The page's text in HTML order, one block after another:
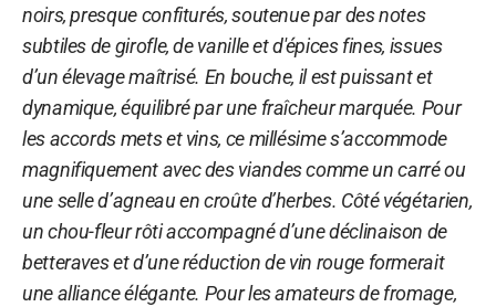
noirs, presque confiturés, soutenue par des notes
subtiles de girofle, de vanille et d'épices fines, issues
d’un élevage maîtrisé. En bouche, il est puissant et
dynamique, équilibré par une fraîcheur marquée. Pour
les accords mets et vins, ce millésime s’accommode
magnifiquement avec des viandes comme un carré ou
une selle d’agneau en croûte d’herbes. Côté végétarien,
un chou-fleur rôti accompagné d’une déclinaison de
betteraves et d’une réduction de vin rouge formerait
une alliance élégante. Pour les amateurs de fromage,